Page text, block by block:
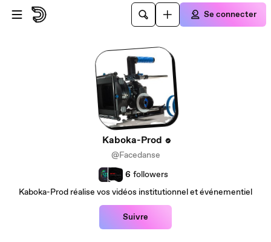
Passer au contenu principal
Se connecter
Kaboka-Prod
@Facedanse
6 followers
Kaboka-Prod réalise vos vidéos institutionnel et événementiel
Suivre